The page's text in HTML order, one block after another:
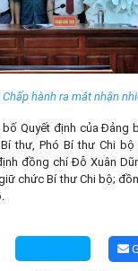
Chấp hành ra mắt nhận
Quyết định của Đảng
thư, Phó Bí thư Chi
đồng chí Đỗ Xuân
chức Bí thư Chi bộ;